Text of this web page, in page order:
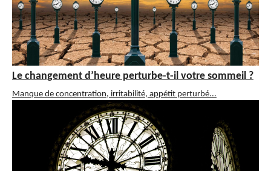
Le changement d’heure perturbe-t-il votre sommeil ?
Manque de concentration, irritabilité, appétit perturbé...